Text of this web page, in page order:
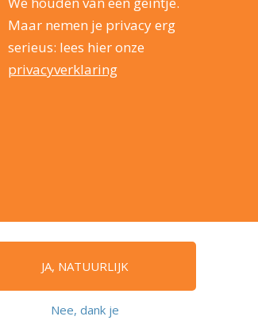
Maar nemen je privacy erg
serieus: lees hier onze
privacyverklaring
JA, NATUURLIJK
Nee, dank je